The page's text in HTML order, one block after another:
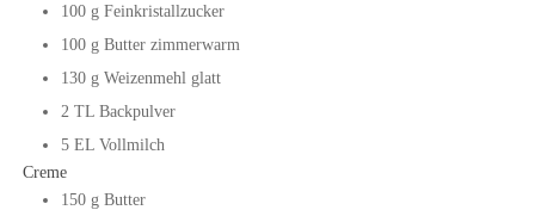
100 g Feinkristallzucker
100 g Butter zimmerwarm
130 g Weizenmehl glatt
2 TL Backpulver
5 EL Vollmilch
Creme
150 g Butter